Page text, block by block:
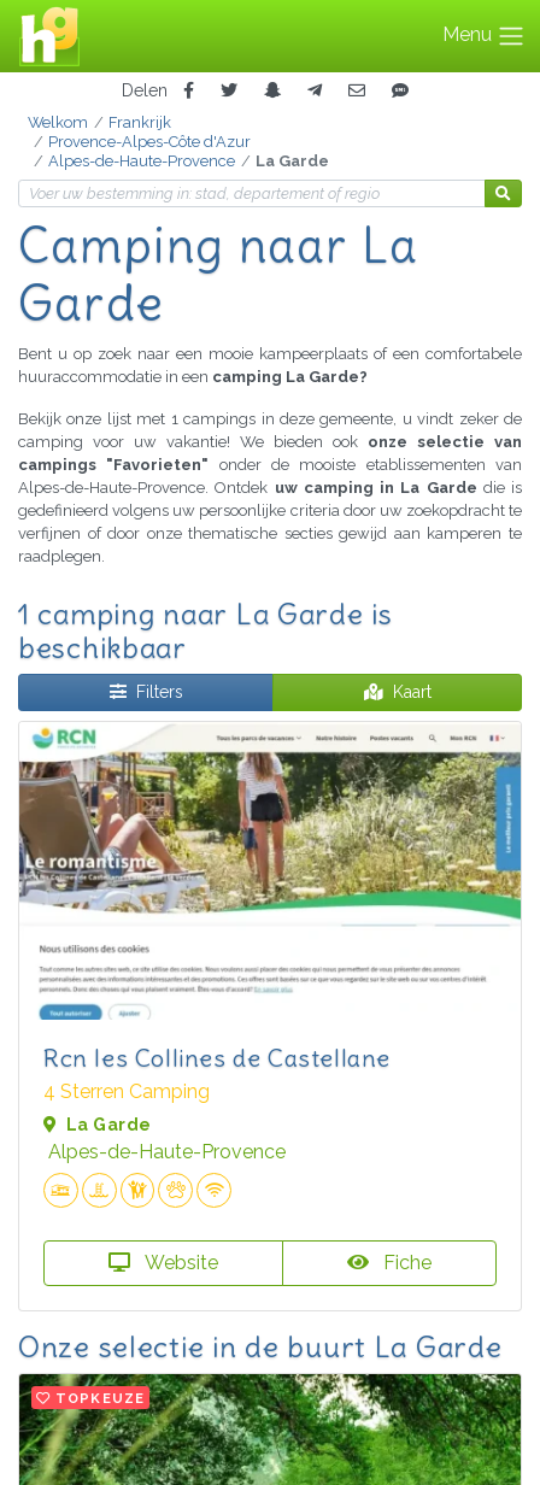
Menu
Delen
Welkom
Frankrijk
Provence-Alpes-Côte d'Azur
Alpes-de-Haute-Provence
La Garde
Camping naar La
Garde
Bent u op zoek naar een mooie kampeerplaats of een comfortabele
huuraccommodatie in een camping La Garde?
Bekijk onze lijst met 1 campings in deze gemeente, u vindt zeker de
camping voor uw vakantie! We bieden ook onze selectie van
campings "Favorieten" onder de mooiste etablissementen van
Alpes-de-Haute-Provence. Ontdek uw camping in La Garde die is
gedefinieerd volgens uw persoonlijke criteria door uw zoekopdracht te
verfijnen of door onze thematische secties gewijd aan kamperen te
raadplegen.
1 camping naar La Garde is
beschikbaar
Filters Kaart
Rcn les Collines de Castellane
4 Sterren Camping
La Garde
Alpes-de-Haute-Provence
Website Fiche
Onze selectie in de buurt La Garde
TOPKEUZE